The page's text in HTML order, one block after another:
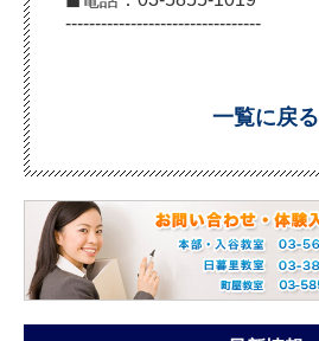
---------------------------------
一覧に戻る